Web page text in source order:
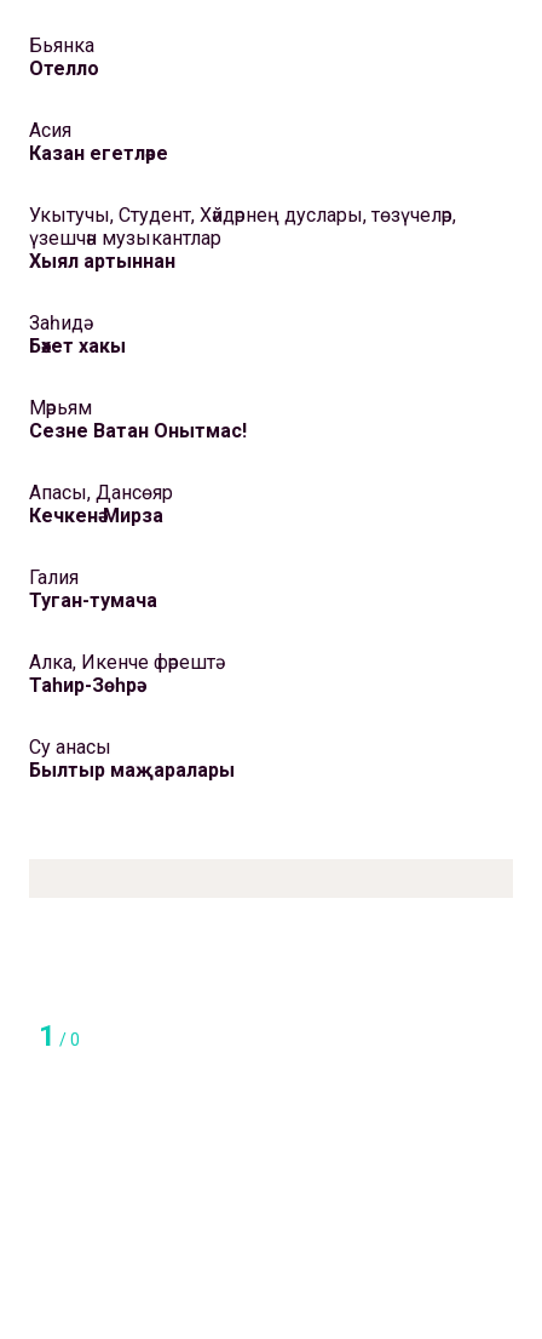
Бьянка
Отелло
Асия
Казан егетләре
Укытучы, Студент, Хәйдәрнең дуслары, төзүчеләр,
үзешчән музыкантлар
Хыял артыннан
Заһидә
Бәхет хакы
Мәрьям
Сезне Ватан Онытмас!
Апасы, Дансөяр
Кечкенә Мирза
Галия
Туган-тумача
Алка, Икенче фәрештә
Таһир-Зөһрә
Су анасы
Былтыр маҗаралары
1 /0